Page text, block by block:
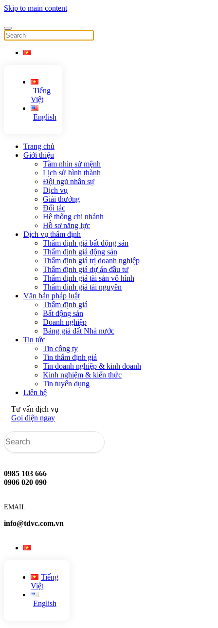
Skip to main content
Tiếng
Việt
English
Trang chủ
Giới thiệu
Tầm nhìn sứ mệnh
Lịch sử hình thành
Đội ngũ nhân sự
Dịch vụ
Giải thưởng
Đối tác
Hệ thống chi nhánh
Hồ sơ năng lực
Dịch vụ thẩm định
Thẩm định giá bất động sản
Thẩm định giá động sản
Thẩm định giá trị doanh nghiệp
Thẩm định giá dự án đầu tư
Thẩm định giá tài sản vô hình
Thẩm định giá tài nguyên
Văn bản pháp luật
Thẩm định giá
Bất động sản
Doanh nghiệp
Bảng giá đất Nhà nước
Tin tức
Tin công ty
Tin thẩm định giá
Tin doanh nghiệp & kinh doanh
Kinh nghiệm & kiến thức
Tin tuyển dụng
Liên hệ
Tư vấn dịch vụ
Gọi điện ngay
0985 103 666
0906 020 090
EMAIL
info@tdvc.com.vn
Tiếng
Việt
English